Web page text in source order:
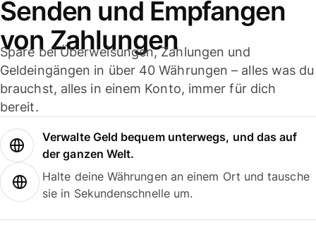
Senden und Empfangen
von Zahlungen
Spare bei Überweisungen, Zahlungen und
Geldeingängen in über 40 Währungen – alles was du
brauchst, alles in einem Konto, immer für dich
bereit.
Verwalte Geld bequem unterwegs, und das auf
der ganzen Welt.
Halte deine Währungen an einem Ort und tausche
sie in Sekundenschnelle um.